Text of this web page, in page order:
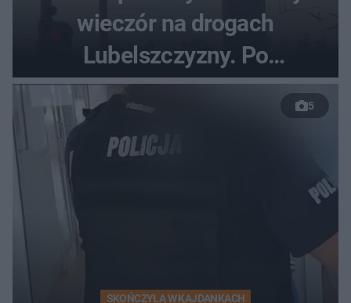
wieczór na drogach
Lubelszczyzny. Po
nieudanym manewrze
wyprzedzania zginął
kierowca auta
5
SKOŃCZYŁA W KAJDANKACH